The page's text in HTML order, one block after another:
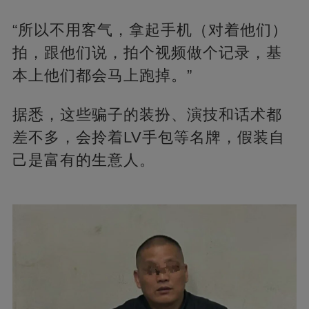
“所以不用客气，拿起手机（对着他们）
拍，跟他们说，拍个视频做个记录，基
本上他们都会马上跑掉。”
据悉，这些骗子的装扮、演技和话术都
差不多，会拎着LV手包等名牌，假装自
己是富有的生意人。